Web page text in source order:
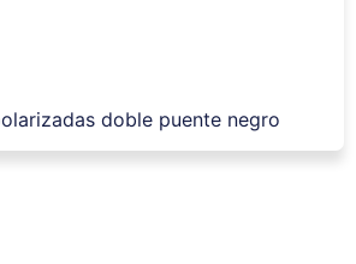
doble puente negro